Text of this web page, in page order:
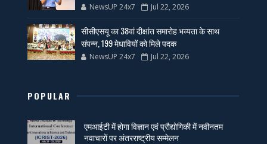
NewsUP 24x7 Jul 22, 2026
सीसीएसयू का 38वां दीक्षांत समारोह भव्यता के साथ
संपन्न, 199 मेधावियों को मिले पदक
NewsUP 24x7 Jul 22, 2026
POPULAR
एमआईटी में होगा विज्ञान एवं प्रौद्योगिकी में नवीनतम
नवाचारों पर अंतरराष्ट्रीय सम्मेलन